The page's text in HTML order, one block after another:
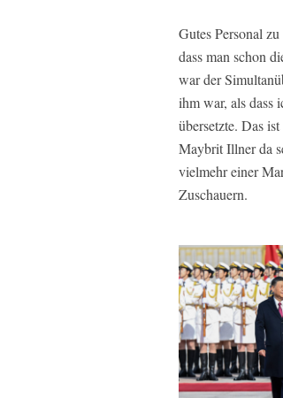
Gutes Personal
dass man schon
war der
ihm war, als dass
übersetzte. Das
Maybrit Illner da
vielmehr einer
Zuschauern.